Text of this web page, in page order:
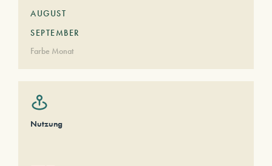
AUGUST
SEPTEMBER
Farbe Monat
Nutzung